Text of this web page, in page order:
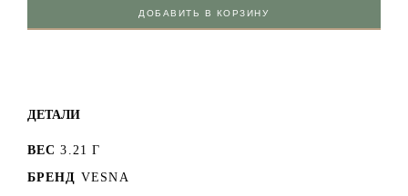
ДОБАВИТЬ В КОРЗИНУ
ДЕТАЛИ
ВЕС 3.21 Г
БРЕНД VESNA